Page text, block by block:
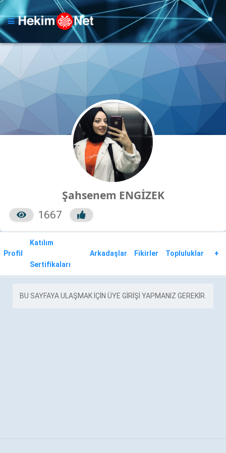
Şahsenem ENGİZEK
1667
Profil
Katılım
Sertifikaları
Arkadaşlar Fikirler Topluluklar +
BU SAYFAYA ULAŞMAK IÇIN ÜYE GIRIŞI YAPMANIZ GEREKIR.